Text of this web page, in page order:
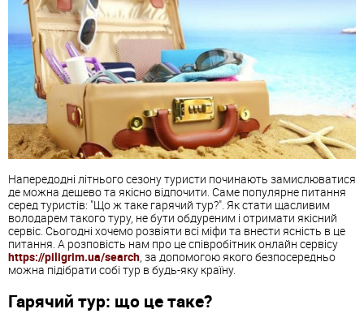
Напередодні літнього сезону туристи починають замислюватися
де можна дешево та якісно відпочити. Саме популярне питання
серед туристів: "Що ж таке гарячий тур?". Як стати щасливим
володарем такого туру, не бути обдуреним і отримати якісний
сервіс. Сьогодні хочемо розвіяти всі міфи та внести ясність в це
питання. А розповість нам про це співробітник онлайн сервісу
https://piligrim.ua/search, за допомогою якого безпосередньо
можна підібрати собі тур в будь-яку країну.
Гарячий тур: що це таке?